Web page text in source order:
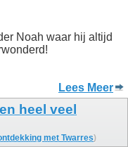
Noah waar hij altijd
Lees Meer
heel veel
met Twarres)